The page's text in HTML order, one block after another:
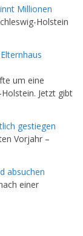
Millionen
Holstein
um eine
Jetzt gibt
gestiegen
Vorjahr –
absuchen
einer